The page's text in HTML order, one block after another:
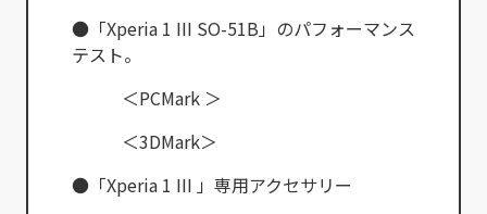
●「Xperia 1 III SO-51B」のパフォーマンス
テスト。
＜PCMark ＞
＜3DMark＞
●「Xperia 1 III 」専用アクセサリー